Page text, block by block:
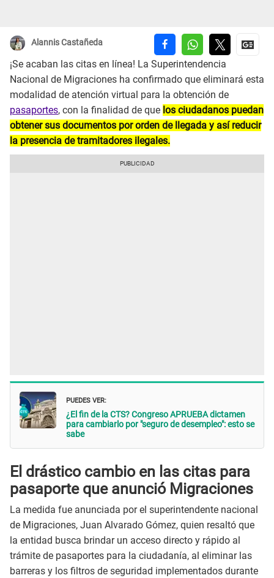
Alannis Castañeda
¡Se acaban las citas en línea! La Superintendencia
Nacional de Migraciones ha confirmado que eliminará esta
modalidad de atención virtual para la obtención de
pasaportes, con la finalidad de que los ciudadanos puedan
obtener sus documentos por orden de llegada y así reducir
la presencia de tramitadores ilegales.
PUEDES VER:
¿El fin de la CTS? Congreso APRUEBA dictamen
para cambiarlo por "seguro de desempleo": esto se
sabe
El drástico cambio en las citas para
pasaporte que anunció Migraciones
La medida fue anunciada por el superintendente nacional
de Migraciones, Juan Alvarado Gómez, quien resaltó que
la entidad busca brindar un acceso directo y rápido al
trámite de pasaportes para la ciudadanía, al eliminar las
barreras y los filtros de seguridad implementados durante